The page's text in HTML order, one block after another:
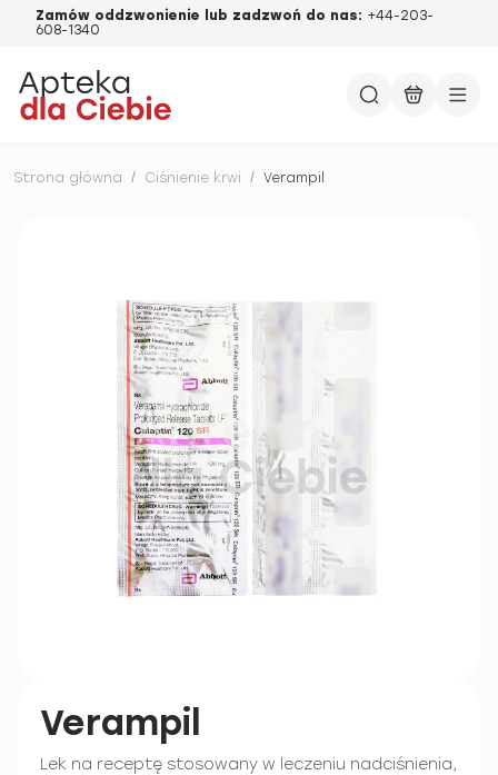
Zamów oddzwonienie lub zadzwoń do nas: +44-203-
608-1340
Strona główna / Ciśnienie krwi / Verampil
Verampil
Lek na receptę stosowany w leczeniu nadciśnienia,